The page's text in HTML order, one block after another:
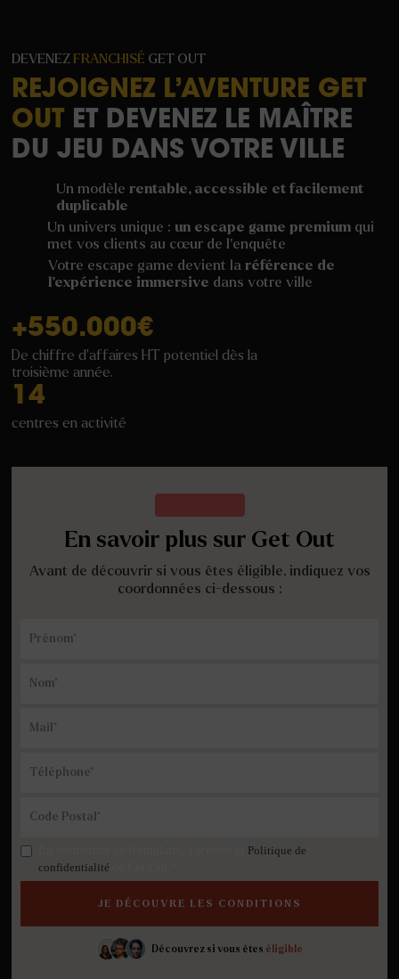
DEVENEZ FRANCHISÉ GET OUT
REJOIGNEZ L’AVENTURE GET
OUT ET DEVENEZ LE MAÎTRE
DU JEU DANS VOTRE VILLE
Un modèle rentable, accessible et facilement
duplicable
Un univers unique : un escape game premium qui
met vos clients au cœur de l’enquête
Votre escape game devient la référence de
l’expérience immersive dans votre ville
+550.000€
De chiffre d'affaires HT potentiel dès la
troisième année.
14
centres en activité
En savoir plus sur Get Out
Avant de découvrir si vous êtes éligible, indiquez vos
coordonnées ci-dessous :
Politique de
confidentialité
Découvrez si vous êtes éligible